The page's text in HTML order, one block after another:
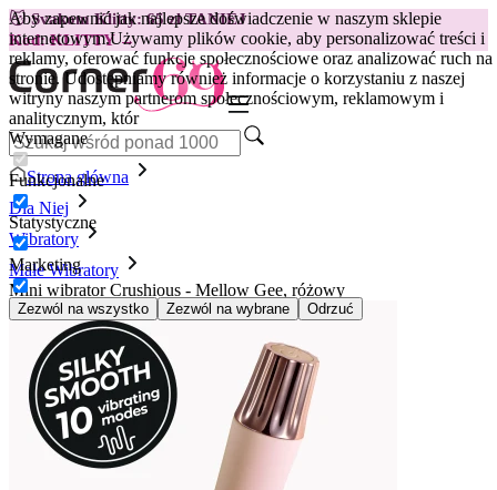
Aby zapewnić jak najlepsze doświadczenie w naszym sklepie
internetowym.Używamy plików cookie, aby personalizować treści i
reklamy, oferować funkcje społecznościowe oraz analizować ruch na
stronie. Udostępniamy również informacje o korzystaniu z naszej
witryny naszym partnerom społecznościowym, reklamowym i
analitycznym, któr
Wymagane
Funkcjonalne
Statystyczne
Marketing
Zezwól na wszystko Zezwól na wybrane Odrzuć
😽Svakom Klitty: 65 zł TANIEJ
Kod: KLITTY →
Strona główna
Dla Niej
Wibratory
Małe Wibratory
Mini wibrator Crushious - Mellow Gee, różowy